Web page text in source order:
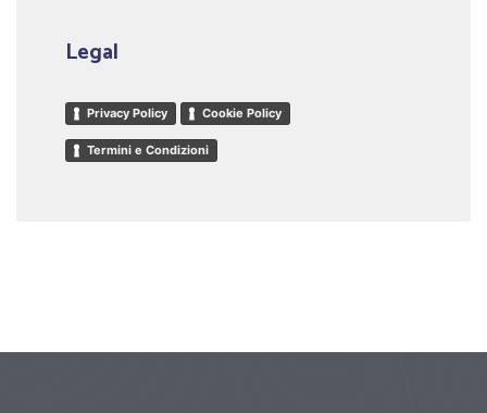
Legal
Privacy Policy Cookie Policy
Termini e Condizioni